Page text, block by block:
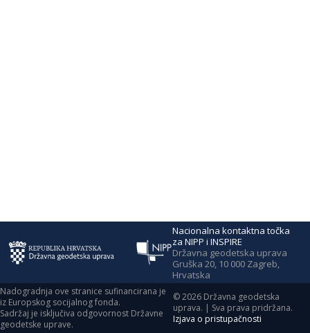
Nacionalna kontaktna točka
za NIPP i INSPIRE
Državna geodetska uprava
Gruška 20, 10 000 Zagreb,
Hrvatska
Nadogradnja ove stranice sufinancirana je
iz Europskog socijalnog fonda.
Sadržaj je isključiva odgovornost Državne
geodetske uprave.
©2026 Državna geodetska
uprava. | Sva prava pridržana.
Izjava o pristupačnosti